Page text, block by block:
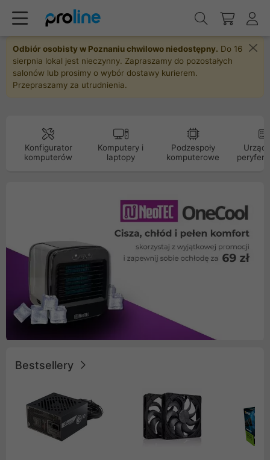
Odbiór osobisty w Poznaniu chwilowo niedostępny. Do 16
sierpnia lokal jest nieczynny. Zapraszamy do pozostałych
salonów lub prosimy o wybór dostawy kurierem.
Przepraszamy za utrudnienia.
Konfigurator
komputerów
Komputery i
laptopy
Podzespoły
komputerowe
Bestsellery